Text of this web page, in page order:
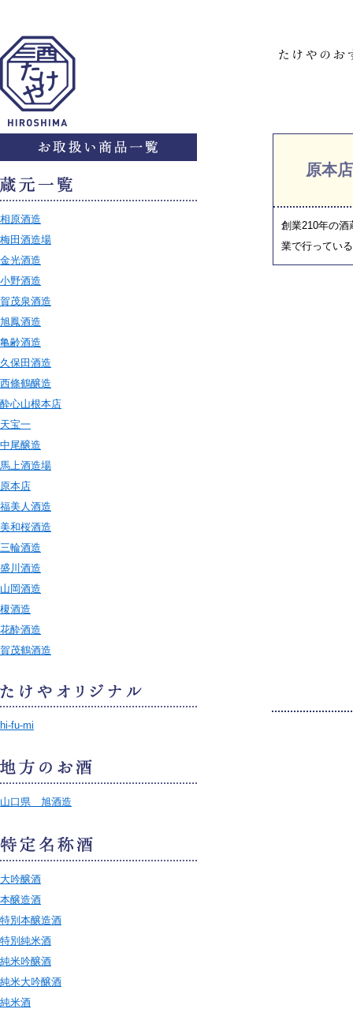
原本店
創業210年の酒
業で行ってい
相原酒造
梅田酒造場
金光酒造
小野酒造
賀茂泉酒造
旭鳳酒造
亀齢酒造
久保田酒造
西條鶴醸造
酔心山根本店
天宝一
中尾醸造
馬上酒造場
原本店
福美人酒造
美和桜酒造
三輪酒造
盛川酒造
山岡酒造
榎酒造
花酔酒造
賀茂鶴酒造
hi-fu-mi
山口県 旭酒造
大吟醸酒
本醸造酒
特別本醸造酒
特別純米酒
純米吟醸酒
純米大吟醸酒
純米酒